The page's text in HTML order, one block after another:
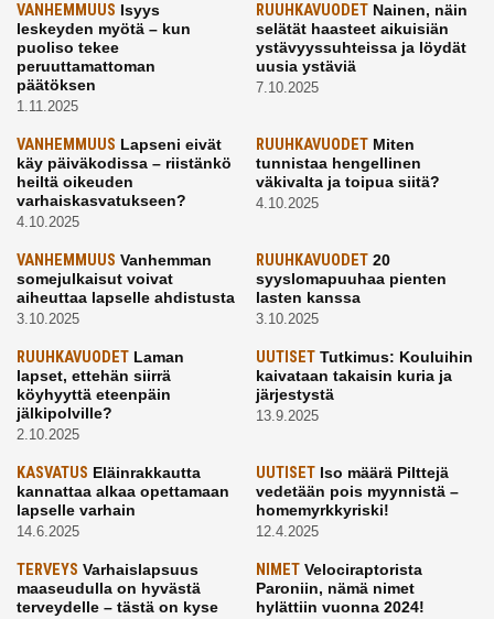
VANHEMMUUS Isyys
leskeyden myötä – kun
puoliso tekee
peruuttamattoman
päätöksen
1.11.2025
RUUHKAVUODETNainen, näin
selätät haasteet aikuisiän
ystävyyssuhteissa ja löydät
uusia ystäviä
7.10.2025
VANHEMMUUS Lapseni eivät
käy päiväkodissa – riistänkö
heiltä oikeuden
varhaiskasvatukseen?
4.10.2025
RUUHKAVUODETMiten
tunnistaa hengellinen
väkivalta ja toipua siitä?
4.10.2025
VANHEMMUUS Vanhemman
somejulkaisut voivat
aiheuttaa lapselle ahdistusta
3.10.2025
RUUHKAVUODET20
syyslomapuuhaa pienten
lasten kanssa
3.10.2025
RUUHKAVUODET Laman
lapset, ettehän siirrä
köyhyyttä eteenpäin
jälkipolville?
2.10.2025
UUTISETTutkimus: Kouluihin
kaivataan takaisin kuria ja
järjestystä
13.9.2025
KASVATUS Eläinrakkautta
kannattaa alkaa opettamaan
lapselle varhain
14.6.2025
UUTISETIso määrä Pilttejä
vedetään pois myynnistä –
homemyrkkyriski!
12.4.2025
TERVEYS Varhaislapsuus
maaseudulla on hyvästä
terveydelle – tästä on kyse
NIMETVelociraptorista
Paroniin, nämä nimet
hylättiin vuonna 2024!